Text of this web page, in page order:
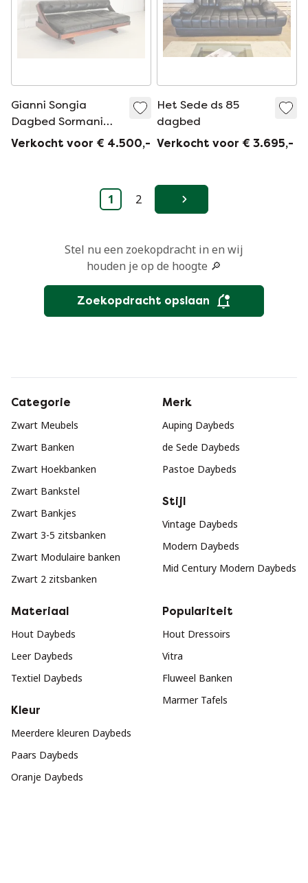
Gianni Songia
Dagbed Sormani
Sofa Leder
Verkocht voor € 4.500,-
Het Sede ds 85
dagbed
Verkocht voor € 3.695,-
1 2 Volgende
Stel nu een zoekopdracht in en wij
houden je op de hoogte 🔎
Zoekopdracht opslaan
Categorie
Zwart Meubels
Zwart Banken
Zwart Hoekbanken
Zwart Bankstel
Zwart Bankjes
Zwart 3-5 zitsbanken
Zwart Modulaire banken
Zwart 2 zitsbanken
Merk
Auping Daybeds
de Sede Daybeds
Pastoe Daybeds
Stijl
Vintage Daybeds
Modern Daybeds
Mid Century Modern Daybeds
Materiaal
Hout Daybeds
Leer Daybeds
Textiel Daybeds
Kleur
Meerdere kleuren Daybeds
Paars Daybeds
Oranje Daybeds
Populariteit
Hout Dressoirs
Vitra
Fluweel Banken
Marmer Tafels